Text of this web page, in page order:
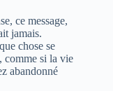
ce message,
jamais.
chose se
comme si la vie
abandonné